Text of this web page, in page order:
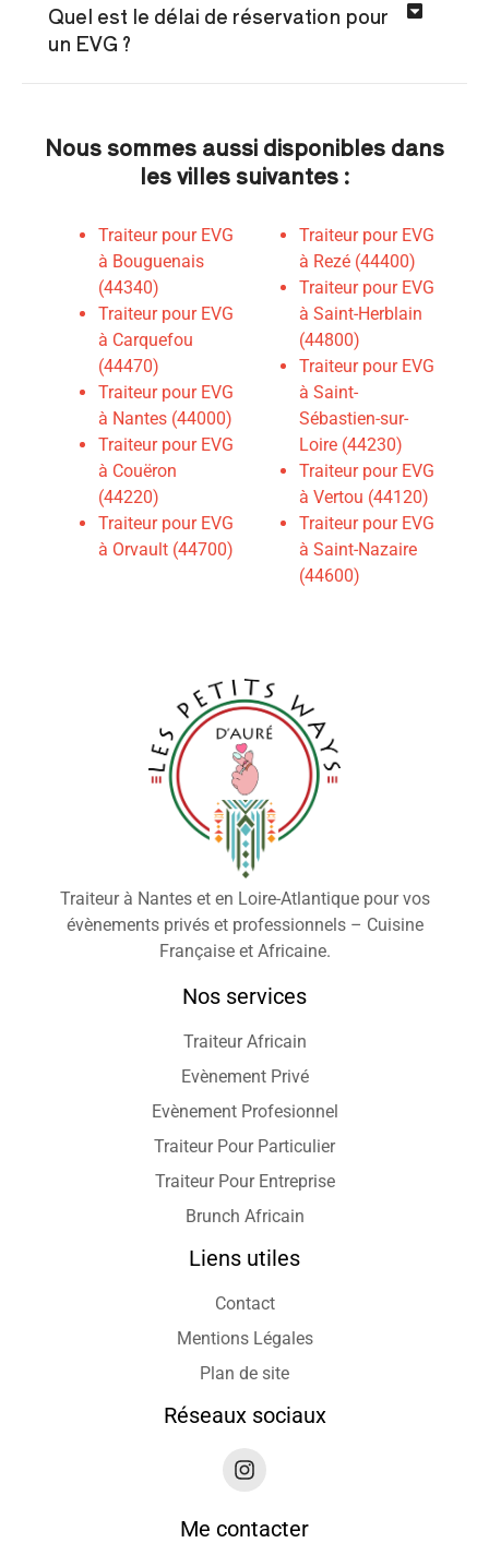
Quel est le délai de réservation pour
un EVG ?
Nous sommes aussi disponibles dans
les villes suivantes :
Traiteur pour EVG
à Bouguenais
(44340)
Traiteur pour EVG
à Carquefou
(44470)
Traiteur pour EVG
à Nantes (44000)
Traiteur pour EVG
à Couëron
(44220)
Traiteur pour EVG
à Orvault (44700)
Traiteur pour EVG
à Rezé (44400)
Traiteur pour EVG
à Saint-Herblain
(44800)
Traiteur pour EVG
à Saint-
Sébastien-sur-
Loire (44230)
Traiteur pour EVG
à Vertou (44120)
Traiteur pour EVG
à Saint-Nazaire
(44600)
Traiteur à Nantes et en Loire-Atlantique pour vos
évènements privés et professionnels – Cuisine
Française et Africaine.
Nos services
Traiteur Africain
Evènement Privé
Evènement Profesionnel
Traiteur Pour Particulier
Traiteur Pour Entreprise
Brunch Africain
Liens utiles
Contact
Mentions Légales
Plan de site
Réseaux sociaux
Me contacter